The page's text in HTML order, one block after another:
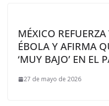
MÉXICO
ÉBOLA Y AFIRMA
‘MUY BAJO’ EN EL
27 de mayo de 2026